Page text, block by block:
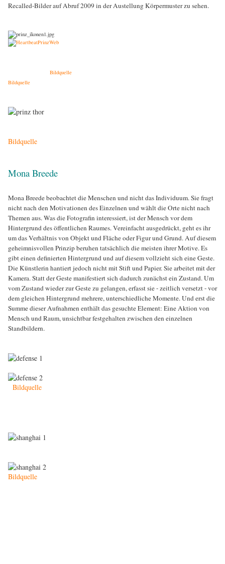
Recalled-Bilder auf Abruf 2009 in der Austellung Körpermuster zu sehen.
Bildquelle
Bildquelle
Bildquelle
Mona Breede
Mona Breede beobachtet die Menschen und nicht das Individuum. Sie fragt
nicht nach den Motivationen des Einzelnen und wählt die Orte nicht nach
Themen aus. Was die Fotografin interessiert, ist der Mensch vor dem
Hintergrund des öffentlichen Raumes. Vereinfacht ausgedrückt, geht es ihr
um das Verhältnis von Objekt und Fläche oder Figur und Grund. Auf diesem
geheimnisvollen Prinzip beruhen tatsächlich die meisten ihrer Motive. Es
gibt einen definierten Hintergrund und auf diesem vollzieht sich eine Geste.
Die Künstlerin hantiert jedoch nicht mit Stift und Papier. Sie arbeitet mit der
Kamera. Statt der Geste manifestiert sich dadurch zunächst ein Zustand. Um
vom Zustand wieder zur Geste zu gelangen, erfasst sie - zeitlich versetzt - vor
dem gleichen Hintergrund mehrere, unterschiedliche Momente. Und erst die
Summe dieser Aufnahmen enthält das gesuchte Element: Eine Aktion von
Mensch und Raum, unsichtbar festgehalten zwischen den einzelnen
Standbildern.
Bildquelle
Bildquelle